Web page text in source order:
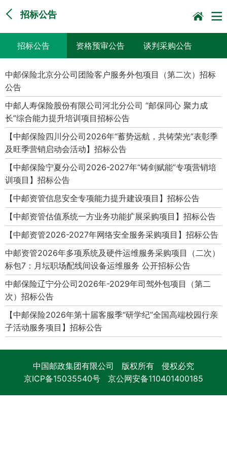
招标公告
招标公告 资格预审公告 谈判采购公告
询比采购公告 竞价采购公告 中标候选人公示
直接采购采前公示 采购征求意见公告 其他
中邮保险北京分公司团险客户服务外包项目（第二次）招标
公告
中邮人寿保险股份有限公司河北分公司 “邮保同心 聚力成
长”综合能力提升培训项目招标公告
【中邮保险四川分公司2026年“蓄势远航，共铸荣光”表彰季
及旺季营销启动会活动】招标公告
【中邮保险宁夏分公司2026-2027年“铸剑赋能”专项营销培
训项目】招标公告
【中邮资管信息安全专项能力提升建设项目】招标公告
【中邮资管估值系统一方业务功能扩展采购项目】招标公告
【中邮资管2026-2027年网络安全服务采购项目】招标公告
中邮资管2026年多项系统及硬件运维服务采购项目（二次）
标包7：月坛职场配线间设备运维服务 公开招标公告
中邮保险辽宁分公司2026年-2029年司驾外包项目（第二
次）招标公告
【中邮保险2026年第十届客服季“研学纪”全国高端校园行亲
子活动服务项目】招标公告
中国邮政集团有限公司 版权所有 侵权必究
京ICP备15035540号 京公网安备110401400185